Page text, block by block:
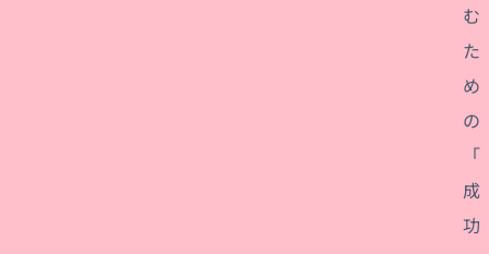
む
た
め
の
「
成
功